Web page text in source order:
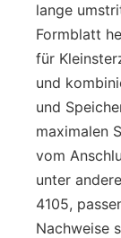
lange
Formblatt
für
und
und
maximalen
vom
unter
4105,
Nachweise